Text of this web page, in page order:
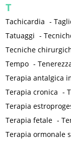
T
Tachicardia -
Tatuaggi -
Tecniche
Tempo -
Terapia antalgica
Terapia cronica -
Terapia
Terapia fetale -
Terapia ormonale